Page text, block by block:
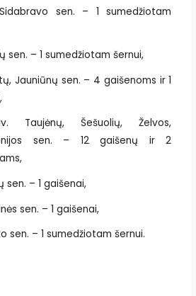
sen. – 1 sumedžiotam
sen. – 1 sumedžiotam šernui,
Jauniūnų sen. – 4 gaišenoms ir 1
Taujėnų, Šešuolių, Želvos,
sen. – 12 gaišenų ir 2
sen. – 1 gaišenai,
sen. – 1 gaišenai,
sen. – 1 sumedžiotam šernui.